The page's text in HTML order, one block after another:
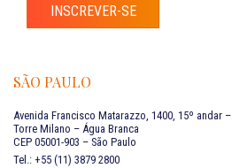
INSCREVER-SE
SÃO PAULO
Avenida Francisco Matarazzo, 1400, 15º andar –
Torre Milano – Água Branca
CEP 05001-903 – São Paulo
Tel.: +55 (11) 3879 2800